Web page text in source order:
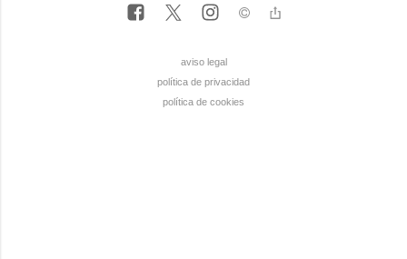
aviso legal
política de privacidad
política de cookies